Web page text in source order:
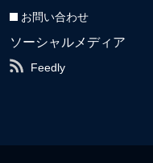
お問い合わせ
ソーシャルメディア
Feedly